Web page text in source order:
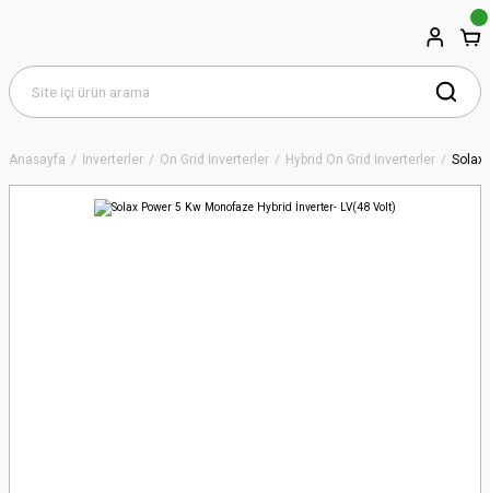
Anasayfa İnverterler On Grid İnverterler Hybrid On Grid İnverterler Solax